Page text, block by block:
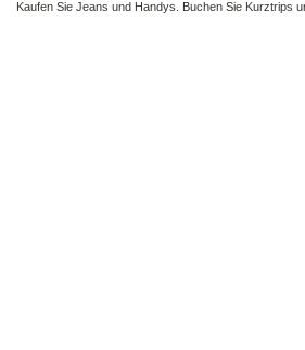
Kaufen Sie Jeans und Handys. Buchen Sie Kurztrips